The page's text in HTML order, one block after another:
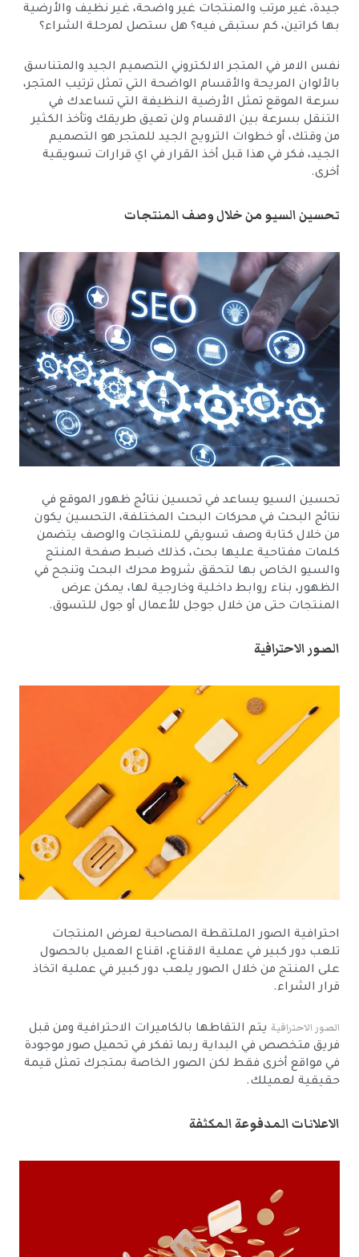
جيدة، غير مرتب والمنتجات غير واضحة، غير نظيف والأرضية
بها كراتين، كم ستبقى فيه؟ هل ستصل لمرحلة الشراء؟
نفس الامر في المتجر الالكتروني التصميم الجيد والمتناسق
بالألوان المريحة والأقسام الواضحة التي تمثل ترتيب المتجر،
سرعة الموقع تمثل الأرضية النظيفة التي تساعدك في
التنقل بسرعة بين الاقسام ولن تعيق طريقك وتأخذ الكثير
من وقتك، أو خطوات الترويج الجيد للمتجر هو التصميم
الجيد، فكر في هذا قبل أخذ القرار في اي قرارات تسويقية
أخرى.
تحسين السيو من خلال وصف المنتجات
تحسين السيو يساعد في تحسين نتائج ظهور الموقع في
نتائج البحث في محركات البحث المختلفة، التحسين يكون
من خلال كتابة وصف تسويقي للمنتجات والوصف يتضمن
كلمات مفتاحية عليها بحث، كذلك ضبط صفحة المنتج
والسيو الخاص بها لتحقق شروط محرك البحث وتنجح في
الظهور، بناء روابط داخلية وخارجية لها، يمكن عرض
المنتجات حتى من خلال جوجل للأعمال أو جول للتسوق.
الصور الاحترافية
احترافية الصور الملتقطة المصاحبة لعرض المنتجات
تلعب دور كبير في عملية الاقناع، اقناع العميل بالحصول
على المنتج من خلال الصور يلعب دور كبير في عملية اتخاذ
قرار الشراء.
الصور الاحترافية يتم التقاطها بالكاميرات الاحترافية ومن قبل
فريق متخصص في البداية ربما تفكر في تحميل صور موجودة
في مواقع أخرى فقط لكن الصور الخاصة بمتجرك تمثل قيمة
حقيقية لعميلك.
الاعلانات المدفوعة المكثفة